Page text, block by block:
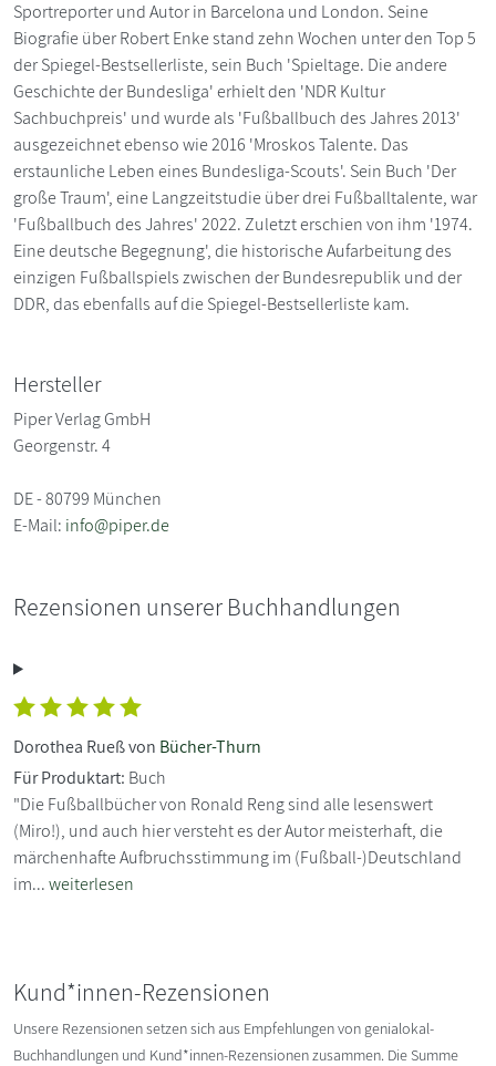
Sportreporter und Autor in Barcelona und London. Seine
Biografie über Robert Enke stand zehn Wochen unter den Top 5
der Spiegel-Bestsellerliste, sein Buch 'Spieltage. Die andere
Geschichte der Bundesliga' erhielt den 'NDR Kultur
Sachbuchpreis' und wurde als 'Fußballbuch des Jahres 2013'
ausgezeichnet ebenso wie 2016 'Mroskos Talente. Das
erstaunliche Leben eines Bundesliga-Scouts'. Sein Buch 'Der
große Traum', eine Langzeitstudie über drei Fußballtalente, war
'Fußballbuch des Jahres' 2022. Zuletzt erschien von ihm '1974.
Eine deutsche Begegnung', die historische Aufarbeitung des
einzigen Fußballspiels zwischen der Bundesrepublik und der
DDR, das ebenfalls auf die Spiegel-Bestsellerliste kam.
Hersteller
Piper Verlag GmbH
Georgenstr. 4
DE - 80799 München
E-Mail: info@piper.de
Rezensionen unserer Buchhandlungen
Dorothea Rueß von Bücher-Thurn
Für Produktart: Buch
"Die Fußballbücher von Ronald Reng sind alle lesenswert
(Miro!), und auch hier versteht es der Autor meisterhaft, die
märchenhafte Aufbruchsstimmung im (Fußball-)Deutschland
im...weiterlesen
Kund*innen-Rezensionen
Unsere Rezensionen setzen sich aus Empfehlungen von genialokal-
Buchhandlungen und Kund*innen-Rezensionen zusammen. Die Summe